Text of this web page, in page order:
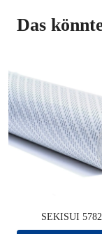
Das
SEKISUI